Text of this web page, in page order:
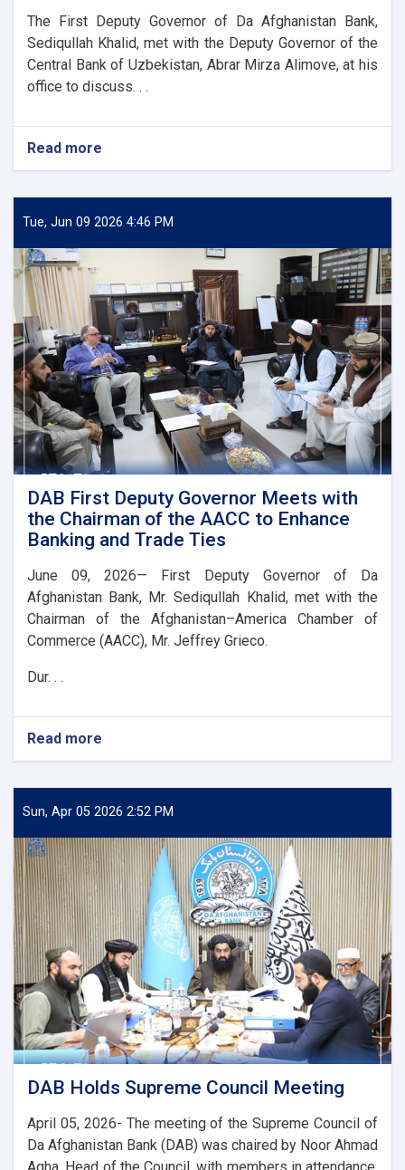
The First Deputy Governor of Da Afghanistan Bank,
Sediqullah Khalid, met with the Deputy Governor of the
Central Bank of Uzbekistan, Abrar Mirza Alimove, at his
office to discuss. . .
Read more
DAB
Deputy
Governor
of
Uzbekistan’s
Central
Bank
Tue, Jun 09 2026 4:46 PM
DAB First Deputy Governor Meets with
the Chairman of the AACC to Enhance
Banking and Trade Ties
June 09, 2026— First Deputy Governor of Da
Afghanistan Bank, Mr. Sediqullah Khalid, met with the
Chairman of the Afghanistan–America Chamber of
Commerce (AACC), Mr. Jeffrey Grieco.
Dur. . .
Read more
Deputy
Governor
with
the
Chairman
of
the
AACC
to
Enhance
Banking
and
Trade
Ties
Sun, Apr 05 2026 2:52 PM
DAB Holds Supreme Council Meeting
April 05, 2026- The meeting of the Supreme Council of
Da Afghanistan Bank (DAB) was chaired by Noor Ahmad